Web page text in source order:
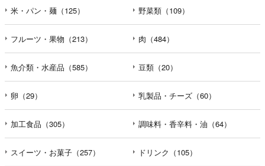
米・パン・麺（125） 野菜類（109）
フルーツ・果物（213） 肉（484）
魚介類・水産品（585） 豆類（20）
卵（29） 乳製品・チーズ（60）
加工食品（305） 調味料・香辛料・油（64）
スイーツ・お菓子（257） ドリンク（105）